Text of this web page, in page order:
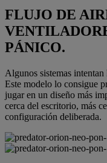
FLUJO DE
PÁNICO.
Algunos sistemas
Este modelo lo consigue
jugar en un diseño más
cerca del escritorio, más
configuración deliberada.